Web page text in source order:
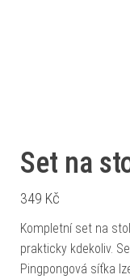
Set na
349 Kč
Kompletní set na
prakticky kdekoliv.
Pingpongová síťka